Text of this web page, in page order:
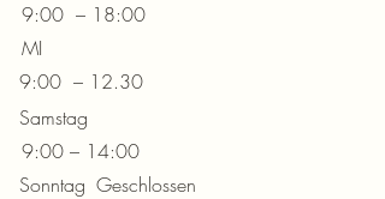
9:00 – 18:00
MI
9:00 – 12.30
Samstag
9:00 – 14:00
Sonntag Geschlossen